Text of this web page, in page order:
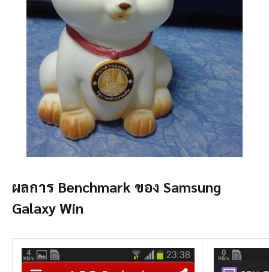
ผลการ Benchmark ของ Samsung
Galaxy Win